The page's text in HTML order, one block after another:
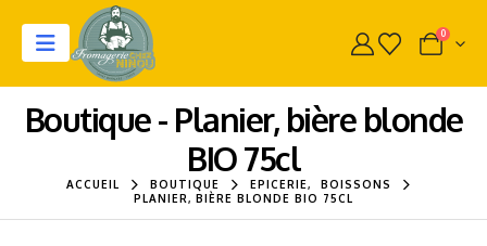
0
Boutique - Planier, bière blonde
BIO 75cl
ACCUEIL BOUTIQUE EPICERIE,
BOISSONS
PLANIER, BIÈRE BLONDE BIO 75CL